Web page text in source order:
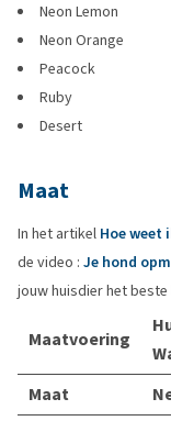
Neon Lemon
Neon Orange
Peacock
Ruby
Desert
Maat
In het artikel Hoe weet
de video : Je hond
jouw huisdier het
Maatvoering
Maat